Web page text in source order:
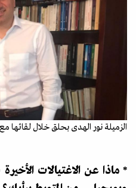
الزميلة نور الهدى بحلق خلال
* ماذا عن الاغتيالات